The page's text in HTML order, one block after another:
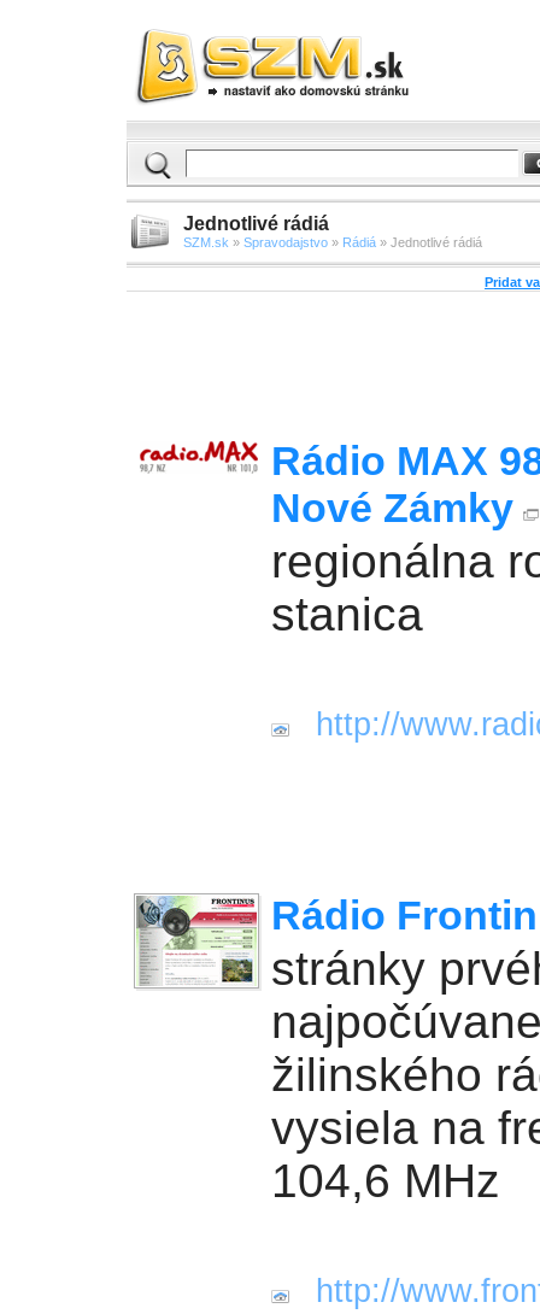
Jednotlivé rádiá
SZM.sk » Spravodajstvo » Rádiá » Jednotlivé rádiá
Pridat
Rádio MAX
Nové Zámky
regionálna
stanica
http://
Rádio
stránky
žilinského
vysiela na
104,6 MHz
http://